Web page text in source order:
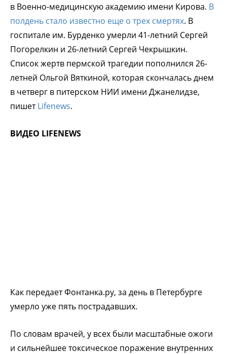
в Военно-медицинскую академию имени Кирова. В
полдень стало известно еще о трех смертях. В
госпитале им. Бурденко умерли 41-летний Сергей
Погорелкин и 26-летний Сергей Чекрышкин.
Список жертв пермской трагедии пополнился 26-
летней Ольгой Вяткиной, которая скончалась днем
в четверг в питерском НИИ имени Джанелидзе,
пишетLifenews.
ВИДЕО LIFENEWS
Как передает Фонтанка.ру, за день в Петербурге
умерло уже пять пострадавших.
По словам врачей, у всех были масштабные ожоги
и сильнейшее токсическое поражение внутренних